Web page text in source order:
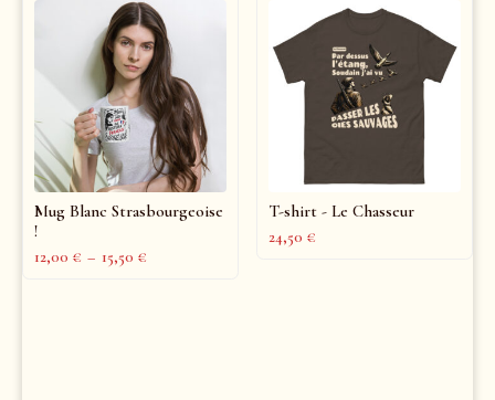
Mug Blanc Strasbourgeoise
!
12,00 € – 15,50 €
T-shirt - Le Chasseur
24,50 €